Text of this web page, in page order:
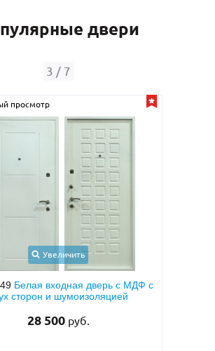
двери
4 / 7
Увеличить
входная дверь с МДФ с
и шумоизоляцией
28 500руб.